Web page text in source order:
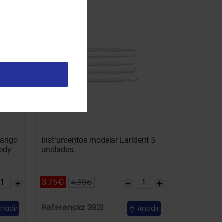
Instrumentos modelar Larident 5
unidades.
3.75€ 4.69€
Referencia: 3921 Añadir